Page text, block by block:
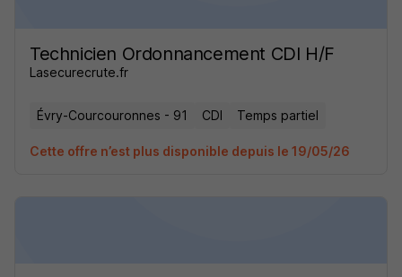
Technicien Ordonnancement CDI H/F
Lasecurecrute.fr
Évry-Courcouronnes - 91 CDI Temps partiel
Cette offre n’est plus disponible depuis le 19/05/26